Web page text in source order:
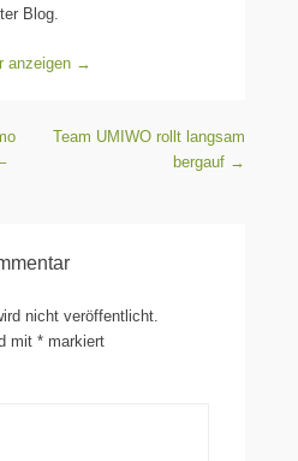
Blog.
anzeigen →
Team UMIWO rollt langsam
bergauf →
nicht veröffentlicht.
mit * markiert